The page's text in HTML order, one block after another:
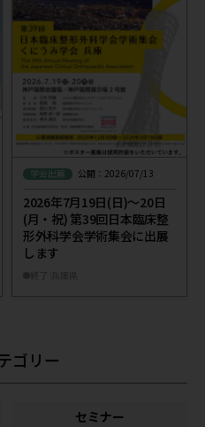
学会出展 公開：2026/07/13
2026年7月19日(日)～20日
(月・祝) 第39回日本臨床整
形外科学会学術集会に出展
します
ゴリー
セミナー